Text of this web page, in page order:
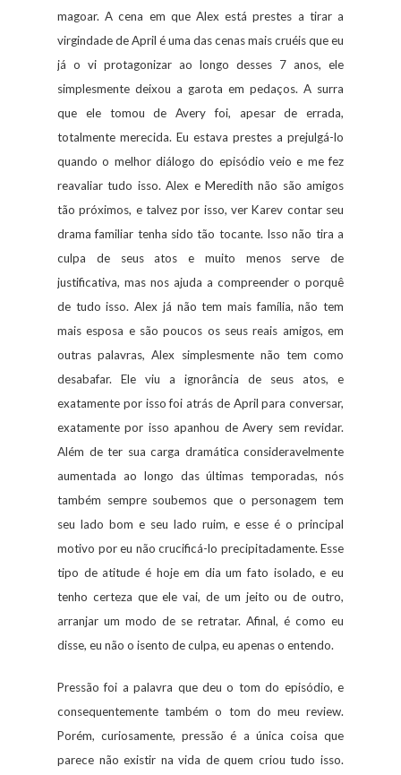
magoar. A cena em que Alex está prestes a tirar a
virgindade de April é uma das cenas mais cruéis que eu
já o vi protagonizar ao longo desses 7 anos, ele
simplesmente deixou a garota em pedaços. A surra
que ele tomou de Avery foi, apesar de errada,
totalmente merecida. Eu estava prestes a prejulgá-lo
quando o melhor diálogo do episódio veio e me fez
reavaliar tudo isso. Alex e Meredith não são amigos
tão próximos, e talvez por isso, ver Karev contar seu
drama familiar tenha sido tão tocante. Isso não tira a
culpa de seus atos e muito menos serve de
justificativa, mas nos ajuda a compreender o porquê
de tudo isso. Alex já não tem mais família, não tem
mais esposa e são poucos os seus reais amigos, em
outras palavras, Alex simplesmente não tem como
desabafar. Ele viu a ignorância de seus atos, e
exatamente por isso foi atrás de April para conversar,
exatamente por isso apanhou de Avery sem revidar.
Além de ter sua carga dramática consideravelmente
aumentada ao longo das últimas temporadas, nós
também sempre soubemos que o personagem tem
seu lado bom e seu lado ruim, e esse é o principal
motivo por eu não crucificá-lo precipitadamente. Esse
tipo de atitude é hoje em dia um fato isolado, e eu
tenho certeza que ele vai, de um jeito ou de outro,
arranjar um modo de se retratar. Afinal, é como eu
disse, eu não o isento de culpa, eu apenas o entendo.
Pressão foi a palavra que deu o tom do episódio, e
consequentemente também o tom do meu review.
Porém, curiosamente, pressão é a única coisa que
parece não existir na vida de quem criou tudo isso.